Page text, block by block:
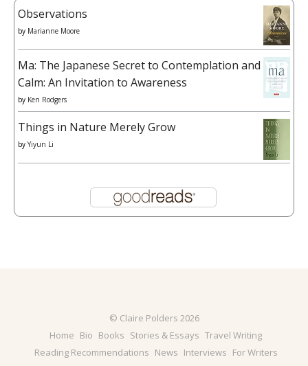
Observations
by Marianne Moore
Ma: The Japanese Secret to Contemplation and
Calm: An Invitation to Awareness
by Ken Rodgers
Things in Nature Merely Grow
by Yiyun Li
© Claire Polders 2026
Home Bio Books Stories & Essays Travel Writing
Reading Recommendations News Interviews For Writers